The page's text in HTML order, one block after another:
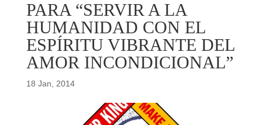
PARA “SERVIR A LA
HUMANIDAD CON EL
ESPÍRITU VIBRANTE DEL
AMOR INCONDICIONAL”
18 Jan, 2014